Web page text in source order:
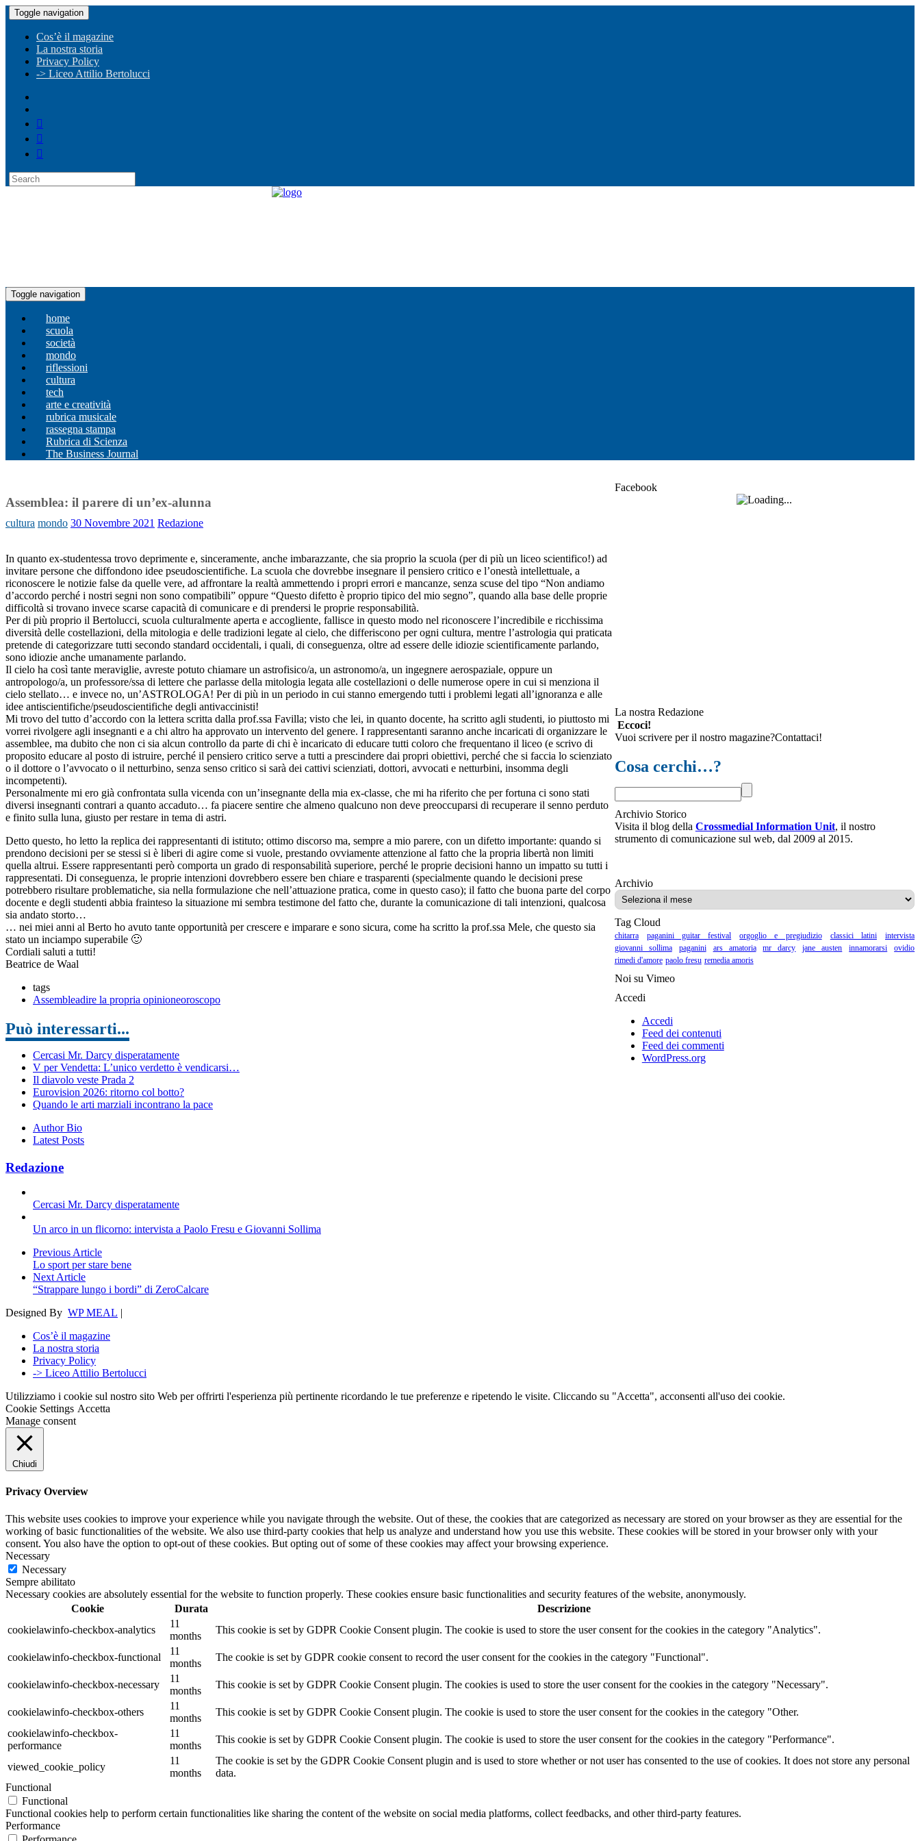
Toggle navigation
Cos’è il magazine
La nostra storia
Privacy Policy
-> Liceo Attilio Bertolucci
Toggle navigation
home
scuola
società
mondo
riflessioni
cultura
tech
arte e creatività
rubrica musicale
rassegna stampa
Rubrica di Scienza
The Business Journal
Assemblea: il parere di un’ex-alunna
cultura mondo 30 Novembre 2021 Redazione
In quanto ex-studentessa trovo deprimente e, sinceramente, anche imbarazzante, che sia proprio la scuola (per di più un liceo scientifico!) ad
invitare persone che diffondono idee pseudoscientifiche. La scuola che dovrebbe insegnare il pensiero critico e l’onestà intellettuale, a
riconoscere le notizie false da quelle vere, ad affrontare la realtà ammettendo i propri errori e mancanze, senza scuse del tipo “Non andiamo
d’accordo perché i nostri segni non sono compatibili” oppure “Questo difetto è proprio tipico del mio segno”, quando alla base delle proprie
difficoltà si trovano invece scarse capacità di comunicare e di prendersi le proprie responsabilità.
Per di più proprio il Bertolucci, scuola culturalmente aperta e accogliente, fallisce in questo modo nel riconoscere l’incredibile e ricchissima
diversità delle costellazioni, della mitologia e delle tradizioni legate al cielo, che differiscono per ogni cultura, mentre l’astrologia qui praticata
pretende di categorizzare tutti secondo standard occidentali, i quali, di conseguenza, oltre ad essere delle idiozie scientificamente parlando,
sono idiozie anche umanamente parlando.
Il cielo ha così tante meraviglie, avreste potuto chiamare un astrofisico/a, un astronomo/a, un ingegnere aerospaziale, oppure un
antropologo/a, un professore/ssa di lettere che parlasse della mitologia legata alle costellazioni o delle numerose opere in cui si menziona il
cielo stellato… e invece no, un’ASTROLOGA! Per di più in un periodo in cui stanno emergendo tutti i problemi legati all’ignoranza e alle
idee antiscientifiche/pseudoscientifiche degli antivaccinisti!
Mi trovo del tutto d’accordo con la lettera scritta dalla prof.ssa Favilla; visto che lei, in quanto docente, ha scritto agli studenti, io piuttosto mi
vorrei rivolgere agli insegnanti e a chi altro ha approvato un intervento del genere. I rappresentanti saranno anche incaricati di organizzare le
assemblee, ma dubito che non ci sia alcun controllo da parte di chi è incaricato di educare tutti coloro che frequentano il liceo (e scrivo di
proposito educare al posto di istruire, perché il pensiero critico serve a tutti a prescindere dai propri obiettivi, perché che si faccia lo scienziato
o il dottore o l’avvocato o il netturbino, senza senso critico si sarà dei cattivi scienziati, dottori, avvocati e netturbini, insomma degli
incompetenti).
Personalmente mi ero già confrontata sulla vicenda con un’insegnante della mia ex-classe, che mi ha riferito che per fortuna ci sono stati
diversi insegnanti contrari a quanto accaduto… fa piacere sentire che almeno qualcuno non deve preoccuparsi di recuperare il senno perduto
e finito sulla luna, giusto per restare in tema di astri.
Detto questo, ho letto la replica dei rappresentanti di istituto; ottimo discorso ma, sempre a mio parere, con un difetto importante: quando si
prendono decisioni per se stessi si è liberi di agire come si vuole, prestando ovviamente attenzione al fatto che la propria libertà non limiti
quella altrui. Essere rappresentanti però comporta un grado di responsabilità superiore, perché le proprie decisioni hanno un impatto su tutti i
rappresentati. Di conseguenza, le proprie intenzioni dovrebbero essere ben chiare e trasparenti (specialmente quando le decisioni prese
potrebbero risultare problematiche, sia nella formulazione che nell’attuazione pratica, come in questo caso); il fatto che buona parte del corpo
docente e degli studenti abbia frainteso la situazione mi sembra testimone del fatto che, durante la comunicazione di tali intenzioni, qualcosa
sia andato storto…
… nei miei anni al Berto ho avuto tante opportunità per crescere e imparare e sono sicura, come ha scritto la prof.ssa Mele, che questo sia
stato un inciampo superabile 🙂
Cordiali saluti a tutti!
Beatrice de Waal
tags
Assembleadire la propria opinioneoroscopo
Può interessarti...
Cercasi Mr. Darcy disperatamente
V per Vendetta: L’unico verdetto è vendicarsi…
Il diavolo veste Prada 2
Eurovision 2026: ritorno col botto?
Quando le arti marziali incontrano la pace
Author Bio
Latest Posts
Redazione
Cercasi Mr. Darcy disperatamente
Un arco in un flicorno: intervista a Paolo Fresu e Giovanni Sollima
Previous Article
Lo sport per stare bene
Next Article
“Strappare lungo i bordi” di ZeroCalcare
Facebook
La nostra Redazione
Eccoci!
Vuoi scrivere per il nostro magazine?Contattaci!
Cosa cerchi…?
Archivio Storico
Visita il blog della Crossmedial Information Unit, il nostro
strumento di comunicazione sul web, dal 2009 al 2015.
ArchivioArchivio
Tag Cloud
chitarra paganini guitar festival orgoglio e pregiudizio classici latini
intervista
giovanni sollima
paganini ars amatoria mr darcy jane austen innamorarsi
ovidio
rimedi d'amore paolo fresu remedia amoris
Noi su Vimeo
Accedi
Accedi
Feed dei contenuti
Feed dei commenti
WordPress.org
Designed By WP MEAL |
Cos’è il magazine
La nostra storia
Privacy Policy
-> Liceo Attilio Bertolucci
Utilizziamo i cookie sul nostro sito Web per offrirti l'esperienza più pertinente ricordando le tue preferenze e ripetendo le visite. Cliccando su "Accetta", acconsenti all'uso dei cookie.
Cookie Settings Accetta
Manage consent
Chiudi
Privacy Overview
This website uses cookies to improve your experience while you navigate through the website. Out of these, the cookies that are categorized as necessary are stored on your browser as they are essential for the
working of basic functionalities of the website. We also use third-party cookies that help us analyze and understand how you use this website. These cookies will be stored in your browser only with your
consent. You also have the option to opt-out of these cookies. But opting out of some of these cookies may affect your browsing experience.
Necessary
Necessary
Sempre abilitato
Necessary cookies are absolutely essential for the website to function properly. These cookies ensure basic functionalities and security features of the website, anonymously.
Cookie
Durata
Descrizione
cookielawinfo-checkbox-analytics
11
months
This cookie is set by GDPR Cookie Consent plugin. The cookie is used to store the user consent for the cookies in the category "Analytics".
cookielawinfo-checkbox-functional
11
months
The cookie is set by GDPR cookie consent to record the user consent for the cookies in the category "Functional".
cookielawinfo-checkbox-necessary
11
months
This cookie is set by GDPR Cookie Consent plugin. The cookies is used to store the user consent for the cookies in the category "Necessary".
cookielawinfo-checkbox-others
11
months
This cookie is set by GDPR Cookie Consent plugin. The cookie is used to store the user consent for the cookies in the category "Other.
cookielawinfo-checkbox-
performance
11
months
This cookie is set by GDPR Cookie Consent plugin. The cookie is used to store the user consent for the cookies in the category "Performance".
viewed_cookie_policy
11
months
The cookie is set by the GDPR Cookie Consent plugin and is used to store whether or not user has consented to the use of cookies. It does not store any personal
data.
Functional
Functional
Functional cookies help to perform certain functionalities like sharing the content of the website on social media platforms, collect feedbacks, and other third-party features.
Performance